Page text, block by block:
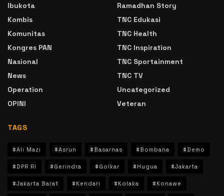
Ibukota
Kombis
Komunitas
Kongres PAN
Nasional
News
Operation
OPINI
Ramadhan Story
TNC Edukasi
TNC Health
TNC Inspiration
TNC Sportainment
TNC TV
Uncategorized
Veteran
TAGS
#Ali Mazi #Asrun #Basarnas #Bombana #Demo
#DPR RI #Gerindra #Golkar #Hugua #Jakarta
#Jakarta Barat #Kendari #Kolaka #Konawe